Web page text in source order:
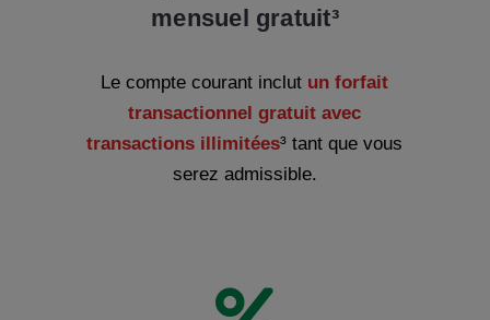
mensuel gratuit³
Le compte courant inclut un forfait
transactionnel gratuit avec
transactions illimitées³tant que vous
serez admissible.